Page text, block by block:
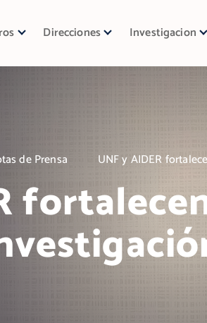
Direcciones Investigacion
de Prensa UNF y AIDER